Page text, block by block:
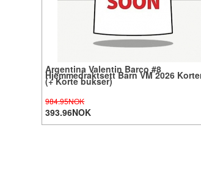
Argentina Valentin Barco #8
Hjemmedraktsett Barn VM 2026
(+ Korte bukser)
984.95NOK
393.96NOK